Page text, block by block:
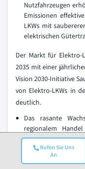
Rufen Sie Uns
An
Nutzfahrzeugen
Emissionen
LKWs mit
elektrischen
Der Markt für Elektro-
2035 mit einer
Vision 2030-Initiative
von Elektro-LKWs in
deutlich.
Das rasante
regionalem
Nachfrage nach
Güterbeförderung
städtischen